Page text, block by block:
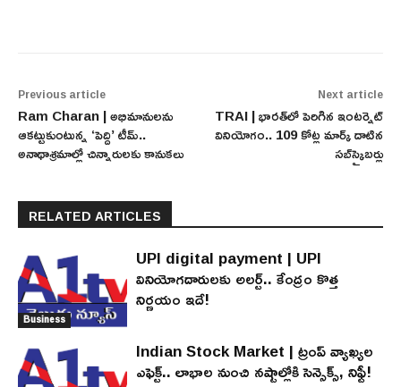
Previous article
Ram Charan | అభిమానులను
ఆకట్టుకుంటున్న ‘పెద్ది’ టీమ్..
అనాథాశ్రమాల్లో చిన్నారులకు కానుకలు
Next article
TRAI | భారత్‌లో పెరిగిన ఇంటర్నెట్
వినియోగం.. 109 కోట్ల మార్క్ దాటిన
సబ్‌స్క్రైబర్లు
RELATED ARTICLES
Business
UPI digital payment | UPI
వినియోగదారులకు అలర్ట్.. కేంద్రం కొత్త
నిర్ణయం ఇదే!
Indian Stock Market | ట్రంప్ వ్యాఖ్యల
ఎఫెక్ట్.. లాభాల నుంచి నష్టాల్లోకి సెన్సెక్స్, నిఫ్టీ!